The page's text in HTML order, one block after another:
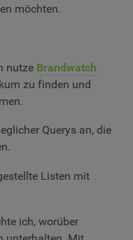
möchten.
nutze Brandwatch
zu finden und
Querys an, die
Listen mit
ich, worüber